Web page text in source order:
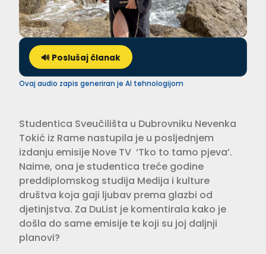
🔊 Poslušaj članak
Ovaj audio zapis generiran je AI tehnologijom
Studentica Sveučilišta u Dubrovniku Nevenka
Tokić iz Rame nastupila je u posljednjem
izdanju emisije Nove TV ‘Tko to tamo pjeva’.
Naime, ona je studentica treće godine
preddiplomskog studija Medija i kulture
društva koja gaji ljubav prema glazbi od
djetinjstva. Za DuList je komentirala kako je
došla do same emisije te koji su joj daljnji
planovi?